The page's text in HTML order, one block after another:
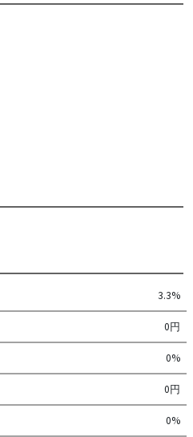
3.3%
0円
0%
0円
0%